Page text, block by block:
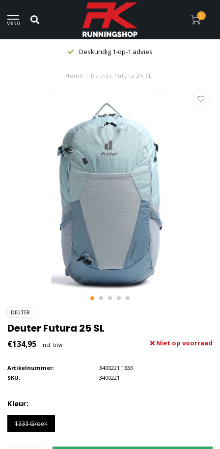
MENU
0
Deskundig 1-op-1 advies
Home / Deuter Futura 25 SL
DEUTER
Deuter Futura 25 SL
€134,95 Incl. btw Niet op voorraad
Artikelnummer:
3400221 1333
SKU:
3400221
Kleur:
1333 Groen